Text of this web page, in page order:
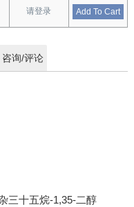
请登录 Add To Cart
咨询/评论
三十五烷-1,35-二醇